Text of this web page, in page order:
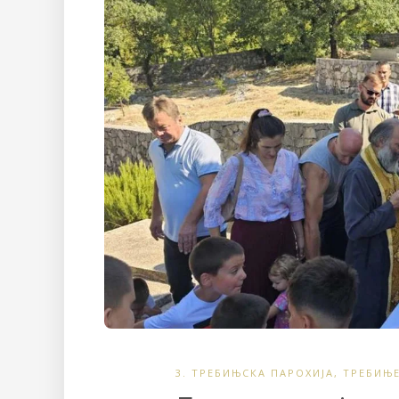
3. ТРЕБИЊСКА ПАРОХИЈА,